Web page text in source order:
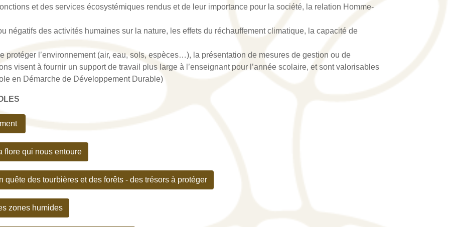
et des services écosystémiques rendus et de leur importance pour la société, la relation Homme-
négatifs des activités humaines sur la nature, les effets du réchauffement climatique, la capacité de
protéger l’environnement (air, eau, sols, espèces…), la présentation de mesures de gestion ou de
visent à fournir un support de travail plus large à l’enseignant pour l’année scolaire, et sont valorisables
en Démarche de Développement Durable)
flore qui nous entoure
quête des tourbières et des forêts - des trésors à protéger
zones humides